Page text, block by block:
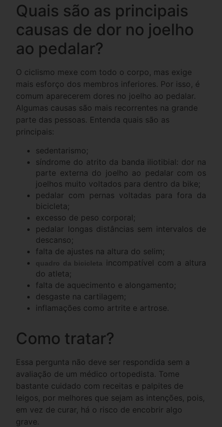
Quais são as principais
causas de dor no joelho
ao pedalar?
O ciclismo mexe com todo o corpo, mas exige
mais esforço dos membros inferiores. Por isso, é
comum aparecerem dores no joelho ao pedalar.
Algumas causas são mais recorrentes na grande
parte das pessoas. Entenda quais são as
principais:
sedentarismo;
síndrome do atrito da banda iliotibial: dor na
parte externa do joelho ao pedalar com os
joelhos muito voltados para dentro da bike;
pedalar com pernas voltadas para fora da
bicicleta;
excesso de peso corporal;
pedalar longas distâncias sem intervalos de
descanso;
falta de ajustes na altura do selim;
quadro da bicicleta
incompatível com a altura
do atleta;
falta de aquecimento e alongamento;
desgaste na cartilagem;
inflamações como artrite e artrose.
Como tratar?
Essa pergunta não deve ser respondida sem a
avaliação de um médico ortopedista. Tome
bastante cuidado com receitas e palpites de
leigos, por melhores que sejam as intenções, pois,
em vez de curar, há o risco de encobrir algo
grave.